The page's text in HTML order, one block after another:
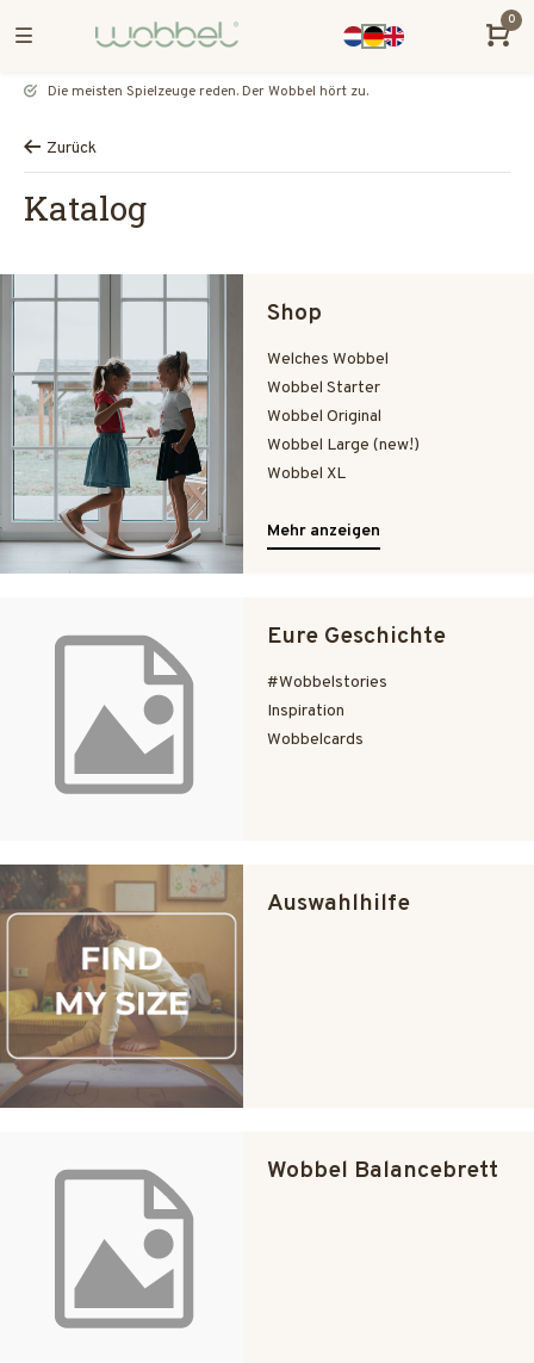
0
Die meisten Spielzeuge reden. Der Wobbel hört zu.
Zurück
Katalog
Shop
Welches Wobbel
Wobbel Starter
Wobbel Original
Wobbel Large (new!)
Wobbel XL
Mehr anzeigen
Eure Geschichte
#Wobbelstories
Inspiration
Wobbelcards
Auswahlhilfe
Wobbel Balancebrett